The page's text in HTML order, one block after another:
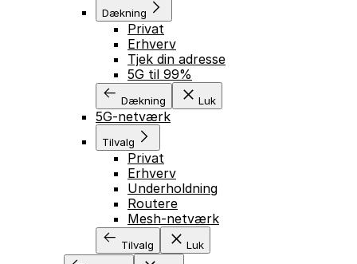
Dækning
Privat
Erhverv
Tjek din adresse
5G til 99%
Dækning Luk
5G-netværk
Tilvalg
Privat
Erhverv
Underholdning
Routere
Mesh-netværk
Tilvalg Luk